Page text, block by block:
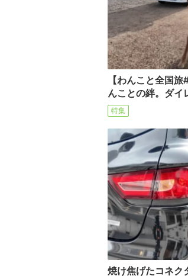
【わんこと全国
んことの絆。ダ
特集
焼け焦げたコネク